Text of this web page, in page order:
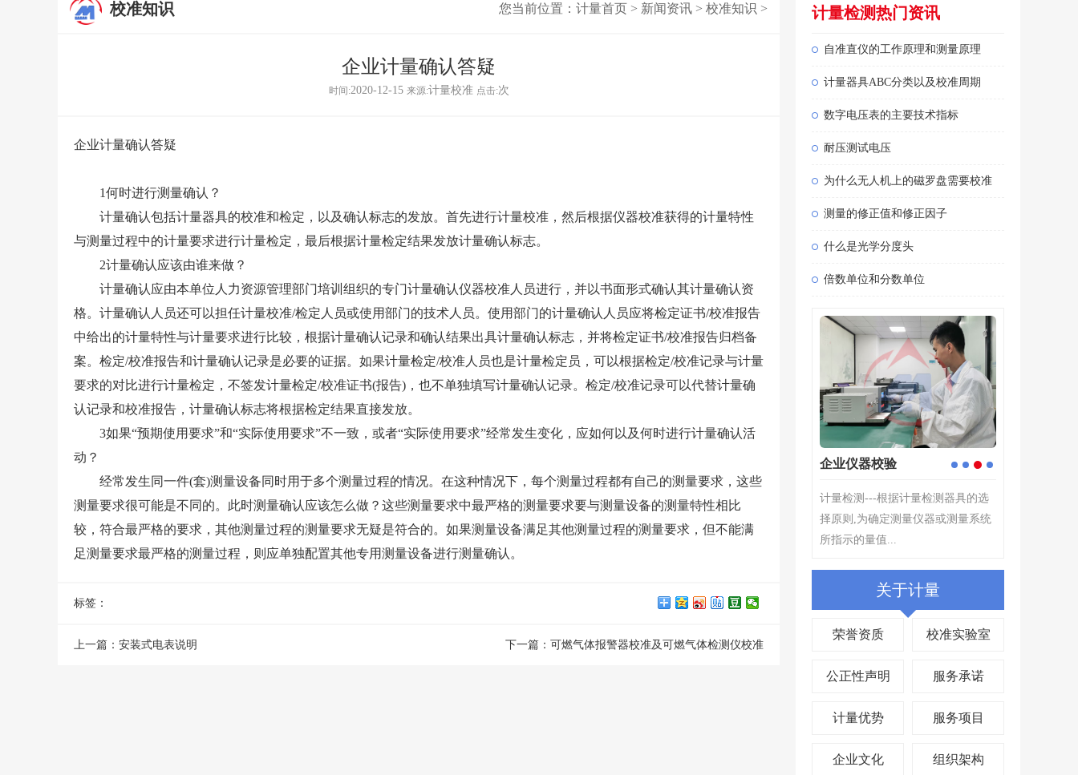
您当前位置： 计量首页 > 新闻资讯 > 校准知识 >
校准知识
企业计量确认答疑
时间:2020-12-15 来源:计量校准 点击:次
企业计量确认答疑
1何时进行测量确认？
计量确认包括计量器具的校准和检定，以及确认标志的发放。首先进行计量校准，然后根据仪器校准获得的计量特性
与测量过程中的计量要求进行计量检定，最后根据计量检定结果发放计量确认标志。
2计量确认应该由谁来做？
计量确认应由本单位人力资源管理部门培训组织的专门计量确认仪器校准 人员进行，并以书面形式确认其计量确认资
格。计量确认人员还可以担任计量校准/检定人员或使用部门的技术人员。使用部门的计量确认人员应将检定证书/校准报告
中给出的计量特性与计量要求进行比较，根据计量确认记录和确认结果出具计量确认标志，并将检定证书/校准报告归档备
案。检定/校准报告和计量确认记录是必要的证据。如果计量检定/校准人员也是计量检定员，可以根据检定/校准记录与计量
要求的对比进行计量检定，不签发计量检定/校准证书(报告)，也不单独填写计量确认记录。检定/校准记录可以代替计量确
认记录和校准报告，计量确认标志将根据检定结果直接发放。
3如果“预期使用要求”和“实际使用要求”不一致，或者“实际使用要求”经常发生变化，应如何以及何时进行计量确认活
动？
经常发生同一件(套)测量设备同时用于多个测量过程的情况。在这种情况下，每个测量过程都有自己的测量要求，这些
测量要求很可能是不同的。此时测量确认应该怎么做？这些测量要求中最严格的测量要求要与测量设备的测量特性相比
较，符合最严格的要求，其他测量过程的测量要求无疑是符合的。如果测量设备满足其他测量过程的测量要求，但不能满
足测量要求最严格的测量过程，则应单独配置其他专用测量设备进行测量确认。
标签：
上一篇： 安装式电表说明 下一篇： 可燃气体报警器校准及可燃气体检测仪校准
计量检测热门资讯
自准直仪的工作原理和测量原理
计量器具ABC分类以及校准周期
数字电压表的主要技术指标
耐压测试电压
为什么无人机上的磁罗盘需要校准
测量的修正值和修正因子
什么是光学分度头
倍数单位和分数单位
仪器校准是仪器设备管理中非常重
确保量值准确,其目的在...
计量检测---根据计量检测器具的选 计量检测---根据计量检测器具的选
定制校准解决方案
计量工作能起到提高产业发展水平
的作用。在产业发展中,产品质量是
关键,产品质量检测的过程...
关于计量
荣誉资质 校准实验室
公正性声明 服务承诺
计量优势 服务项目
企业文化 组织架构